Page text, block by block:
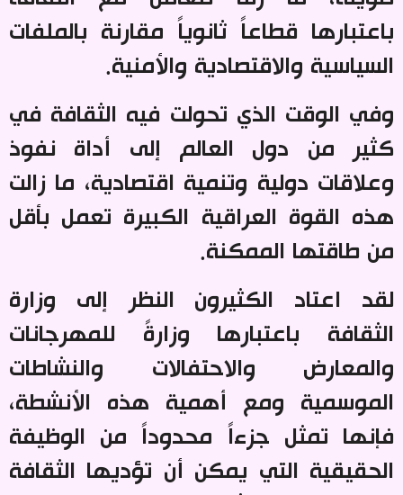
باعتبارها قطاعاً ثانوياً مقارنة بالملفات
السياسية والاقتصادية والأمنية.
وفي الوقت الذي تحولت فيه الثقافة في
كثير من دول العالم إلى أداة نفوذ
وعلاقات دولية وتنمية اقتصادية، ما زالت
هذه القوة العراقية الكبيرة تعمل بأقل
من طاقتها الممكنة.
لقد اعتاد الكثيرون النظر إلى وزارة
الثقافة باعتبارها وزارةً للمهرجانات
والمعارض والاحتفالات والنشاطات
الموسمية ومع أهمية هذه الأنشطة،
فإنها تمثل جزءاً محدوداً من الوظيفة
الحقيقية التي يمكن أن تؤديها الثقافة